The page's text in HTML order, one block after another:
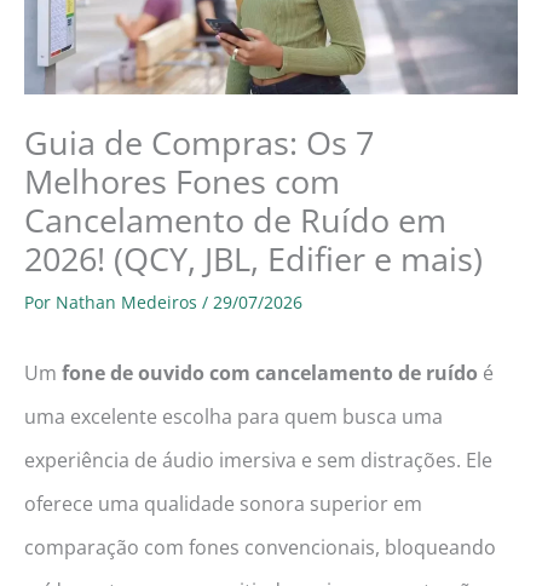
Guia de Compras: Os 7
Melhores Fones com
Cancelamento de Ruído em
2026! (QCY, JBL, Edifier e mais)
Por Nathan Medeiros / 29/07/2026
Um fone de ouvido com cancelamento de ruído é
uma excelente escolha para quem busca uma
experiência de áudio imersiva e sem distrações. Ele
oferece uma qualidade sonora superior em
comparação com fones convencionais, bloqueando